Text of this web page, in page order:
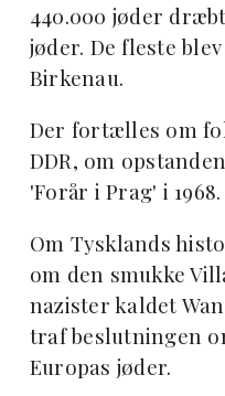
440.000 jøder
jøder. De fleste
Birkenau.
Der fortælles om
DDR, om
'Forår i Prag' i 1968.
Om Tysklands
om den smukke
nazister kaldet
traf beslutningen
Europas jøder.